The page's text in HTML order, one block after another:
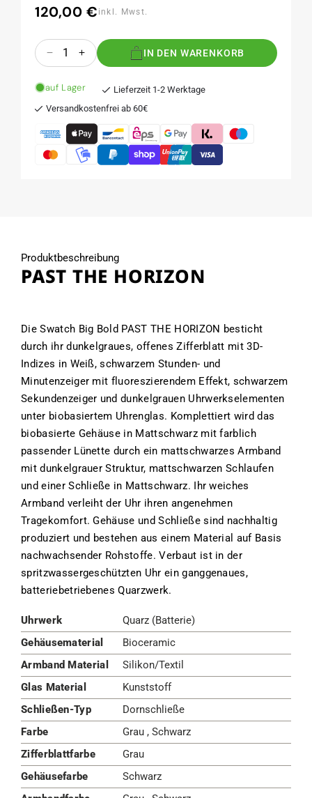
Normaler
120,00 € inkl. Mwst.
Anzahl
Verringere
Menge
für
THE
HORIZON
Erhöhe
Menge
für
THE
HORIZON
IN DEN WARENKORB
auf Lager
Lieferzeit 1-2 Werktage
Versandkostenfrei ab 60€
Produktbeschreibung
PAST THE HORIZON
Die Swatch Big Bold PAST THE HORIZON besticht
durch ihr dunkelgraues, offenes Zifferblatt mit 3D-
Indizes in Weiß, schwarzem Stunden- und
Minutenzeiger mit fluoreszierendem Effekt, schwarzem
Sekundenzeiger und dunkelgrauen Uhrwerkselementen
unter biobasiertem Uhrenglas. Komplettiert wird das
biobasierte Gehäuse in Mattschwarz mit farblich
passender Lünette durch ein mattschwarzes Armband
mit dunkelgrauer Struktur, mattschwarzen Schlaufen
und einer Schließe in Mattschwarz. Ihr weiches
Armband verleiht der Uhr ihren angenehmen
Tragekomfort. Gehäuse und Schließe sind nachhaltig
produziert und bestehen aus einem Material auf Basis
nachwachsender Rohstoffe. Verbaut ist in der
spritzwassergeschützten Uhr ein ganggenaues,
batteriebetriebenes Quarzwerk.
Uhrwerk
Quarz (Batterie)
Gehäusematerial
Bioceramic
Armband Material
Silikon/Textil
Glas Material
Kunststoff
Schließen-Typ
Dornschließe
Farbe
Grau , Schwarz
Zifferblattfarbe
Grau
Gehäusefarbe
Schwarz